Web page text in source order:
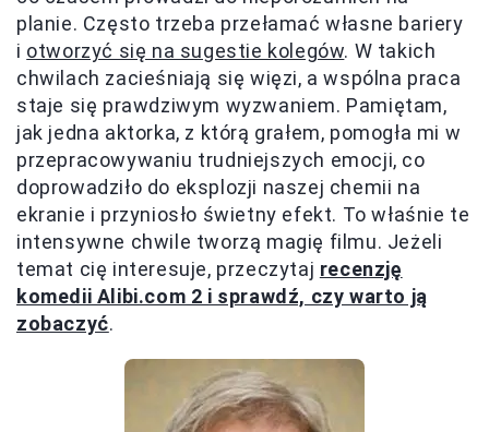
planie. Często trzeba przełamać własne bariery
i otworzyć się na sugestie kolegów. W takich
chwilach zacieśniają się więzi, a wspólna praca
staje się prawdziwym wyzwaniem. Pamiętam,
jak jedna aktorka, z którą grałem, pomogła mi w
przepracowywaniu trudniejszych emocji, co
doprowadziło do eksplozji naszej chemii na
ekranie i przyniosło świetny efekt. To właśnie te
intensywne chwile tworzą magię filmu. Jeżeli
temat cię interesuje, przeczytaj recenzję
komedii Alibi.com 2 i sprawdź, czy warto ją
zobaczyć.